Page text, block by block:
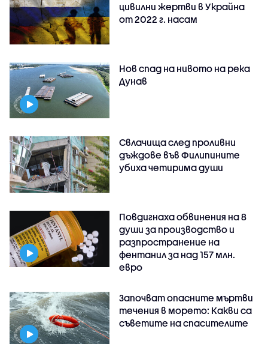
цивилни жертви в Украйна
от 2022 г. насам
Нов спад на нивото на река
Дунав
Свлачища след проливни
дъждове във Филипините
убиха четирима души
Повдигнаха обвинения на 8
души за производство и
разпространение на
фентанил за над 157 млн.
евро
Започват опасните мъртви
течения в морето: Какви са
съветите на спасителите